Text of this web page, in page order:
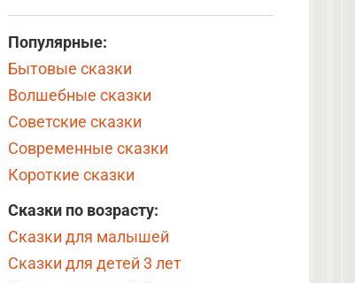
Популярные:
Бытовые сказки
Волшебные сказки
Советские сказки
Современные сказки
Короткие сказки
Сказки по возрасту:
Сказки для малышей
Сказки для детей 3 лет